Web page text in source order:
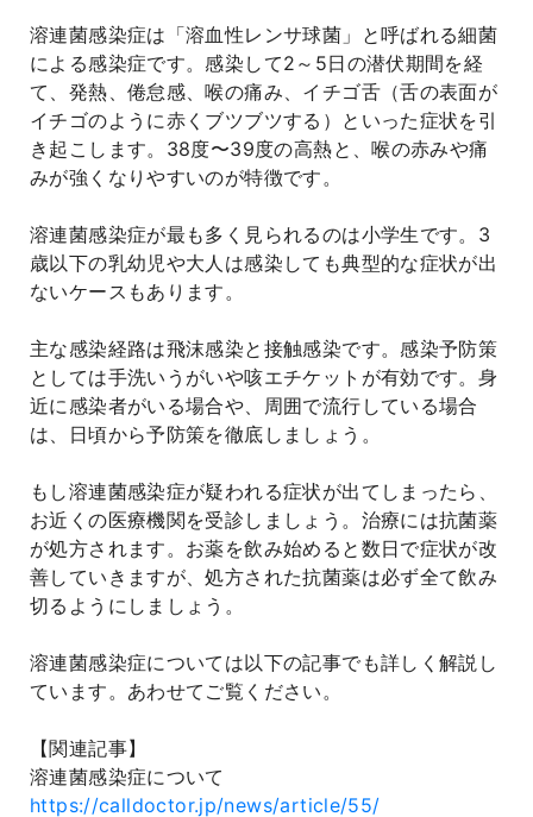
溶連菌感染症は「溶血性レンサ球菌」と呼ばれる細菌
による感染症です。感染して2～5日の潜伏期間を経
て、発熱、倦怠感、喉の痛み、イチゴ舌（舌の表面が
イチゴのように赤くブツブツする）といった症状を引
き起こします。38度〜39度の高熱と、喉の赤みや痛
みが強くなりやすいのが特徴です。
溶連菌感染症が最も多く見られるのは小学生です。3
歳以下の乳幼児や大人は感染しても典型的な症状が出
ないケースもあります。
主な感染経路は飛沫感染と接触感染です。感染予防策
としては手洗いうがいや咳エチケットが有効です。身
近に感染者がいる場合や、周囲で流行している場合
は、日頃から予防策を徹底しましょう。
もし溶連菌感染症が疑われる症状が出てしまったら、
お近くの医療機関を受診しましょう。治療には抗菌薬
が処方されます。お薬を飲み始めると数日で症状が改
善していきますが、処方された抗菌薬は必ず全て飲み
切るようにしましょう。
溶連菌感染症については以下の記事でも詳しく解説し
ています。あわせてご覧ください。
【関連記事】
溶連菌感染症について
https://calldoctor.jp/news/article/55/